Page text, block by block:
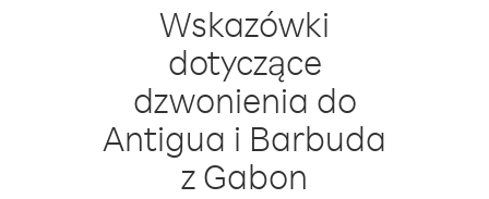
Wskazówki
dotyczące
dzwonienia do
Antigua i Barbuda
z Gabon